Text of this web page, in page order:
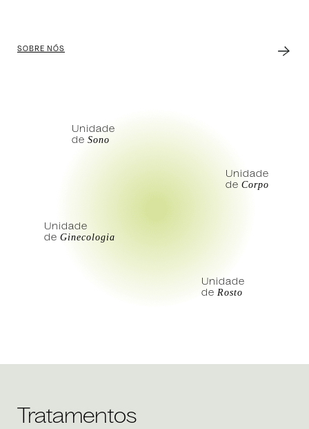
SOBRE NÓS
Unidade
de Sono
Unidade
de Corpo
Unidade
de Rosto
Unidade
de Ginecologia
Tratamentos